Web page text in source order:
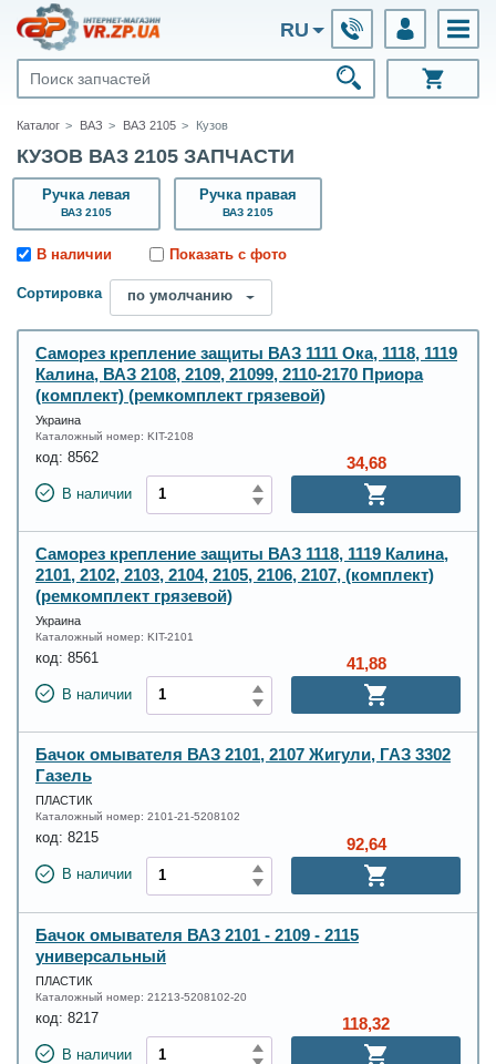
RU
Каталог ВАЗ ВАЗ 2105 Кузов
КУЗОВ ВАЗ 2105 ЗАПЧАСТИ
Ручка левая
ВАЗ 2105
Ручка правая
ВАЗ 2105
В наличии Показать с фото
Сортировка по умолчанию
Саморез крепление защиты ВАЗ 1111 Ока, 1118, 1119
Калина, ВАЗ 2108, 2109, 21099, 2110-2170 Приора
(комплект) (ремкомплект грязевой)
Украина
Каталожный номер: KIT-2108
код: 8562
В наличии
34,68
Саморез крепление защиты ВАЗ 1118, 1119 Калина,
2101, 2102, 2103, 2104, 2105, 2106, 2107, (комплект)
(ремкомплект грязевой)
Украина
Каталожный номер: KIT-2101
код: 8561
В наличии
41,88
Бачок омывателя ВАЗ 2101, 2107 Жигули, ГАЗ 3302
Газель
ПЛАСТИК
Каталожный номер: 2101-21-5208102
код: 8215
В наличии
92,64
Бачок омывателя ВАЗ 2101 - 2109 - 2115
универсальный
ПЛАСТИК
Каталожный номер: 21213-5208102-20
код: 8217
В наличии
118,32